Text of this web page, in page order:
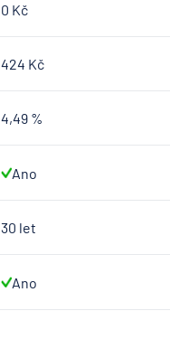
0 Kč
424 Kč
4,49 %
Ano
30 let
Ano